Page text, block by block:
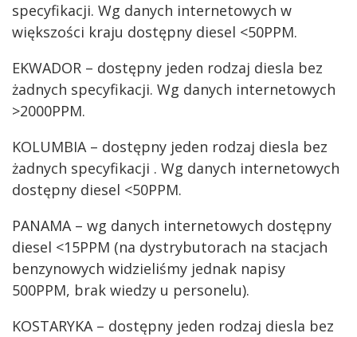
specyfikacji. Wg danych internetowych w
większości kraju dostępny diesel <50PPM.
EKWADOR – dostępny jeden rodzaj diesla bez
żadnych specyfikacji. Wg danych internetowych
>2000PPM.
KOLUMBIA – dostępny jeden rodzaj diesla bez
żadnych specyfikacji . Wg danych internetowych
dostępny diesel <50PPM.
PANAMA – wg danych internetowych dostępny
diesel <15PPM (na dystrybutorach na stacjach
benzynowych widzieliśmy jednak napisy
500PPM, brak wiedzy u personelu).
KOSTARYKA – dostępny jeden rodzaj diesla bez